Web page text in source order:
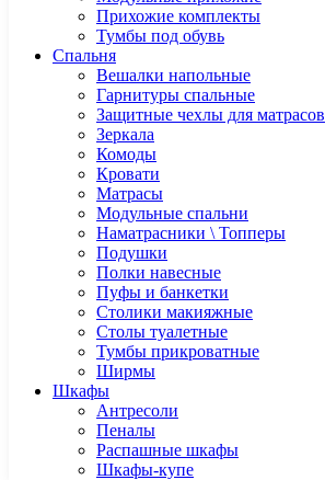
Прихожие комплекты
Тумбы под обувь
Спальня
Вешалки напольные
Гарнитуры спальные
Защитные чехлы для матрасов
Зеркала
Комоды
Кровати
Матрасы
Модульные спальни
Наматрасники \ Топперы
Подушки
Полки навесные
Пуфы и банкетки
Столики макияжные
Столы туалетные
Тумбы прикроватные
Ширмы
Шкафы
Антресоли
Пеналы
Распашные шкафы
Шкафы-купе